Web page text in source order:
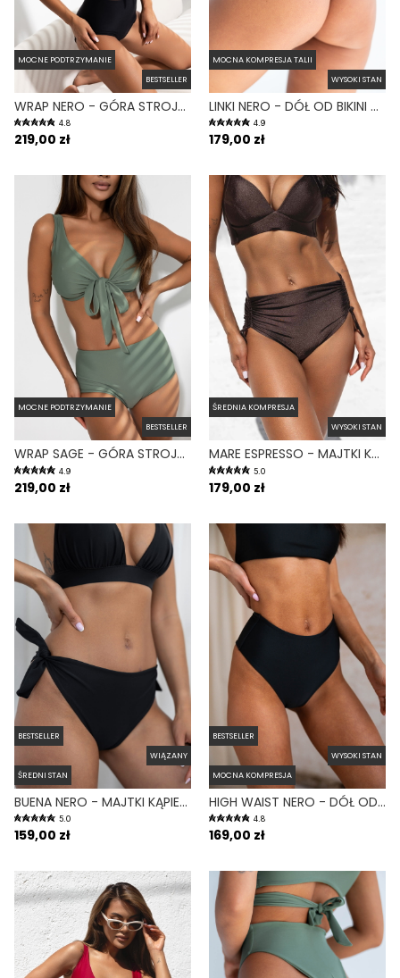
MOCNE PODTRZYMANIE
BESTSELLER
WRAP NERO - GÓRA STROJU KĄPIELOWEGO NA DUŻY BIUST REGULOWANY OBWÓD CZARNY
4.8
219,00 zł
MOCNA KOMPRESJA TALII
WYSOKI STAN
LINKI NERO - DÓŁ OD BIKINI WYSOKI STAN BRAZYLIANY CZARNY
4.9
179,00 zł
MOCNE PODTRZYMANIE
BESTSELLER
WRAP SAGE - GÓRA STROJU KĄPIELOWEGO NA DUŻY BIUST REGULOWANY OBWÓD ZIELONY
4.9
219,00 zł
ŚREDNIA KOMPRESJA
WYSOKI STAN
MARE ESPRESSO - MAJTKI KĄPIELOWE NA DUŻY BRZUCH WYSOKI STAN BRĄZOWY
5.0
179,00 zł
BESTSELLER
WIĄZANY
ŚREDNI STAN
BUENA NERO - MAJTKI KĄPIELOWE WIĄZANE CZARNY
5.0
159,00 zł
BESTSELLER
WYSOKI STAN
MOCNA KOMPRESJA
HIGH WAIST NERO - DÓŁ OD BIKINI WYSOKI STAN FIGI CZARNY
4.8
169,00 zł